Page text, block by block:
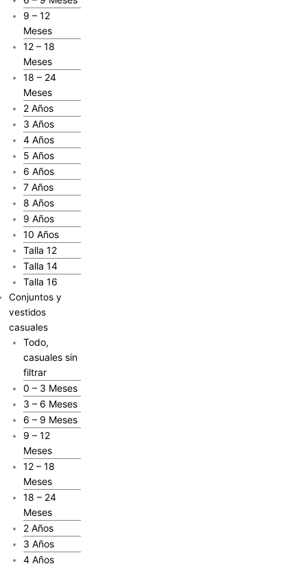
9 – 12
Meses
12 – 18
Meses
18 – 24
Meses
2 Años
3 Años
4 Años
5 Años
6 Años
7 Años
8 Años
9 Años
10 Años
Talla 12
Talla 14
Talla 16
Conjuntos y
vestidos
casuales
Todo,
casuales sin
filtrar
0 – 3 Meses
3 – 6 Meses
6 – 9 Meses
9 – 12
Meses
12 – 18
Meses
18 – 24
Meses
2 Años
3 Años
4 Años